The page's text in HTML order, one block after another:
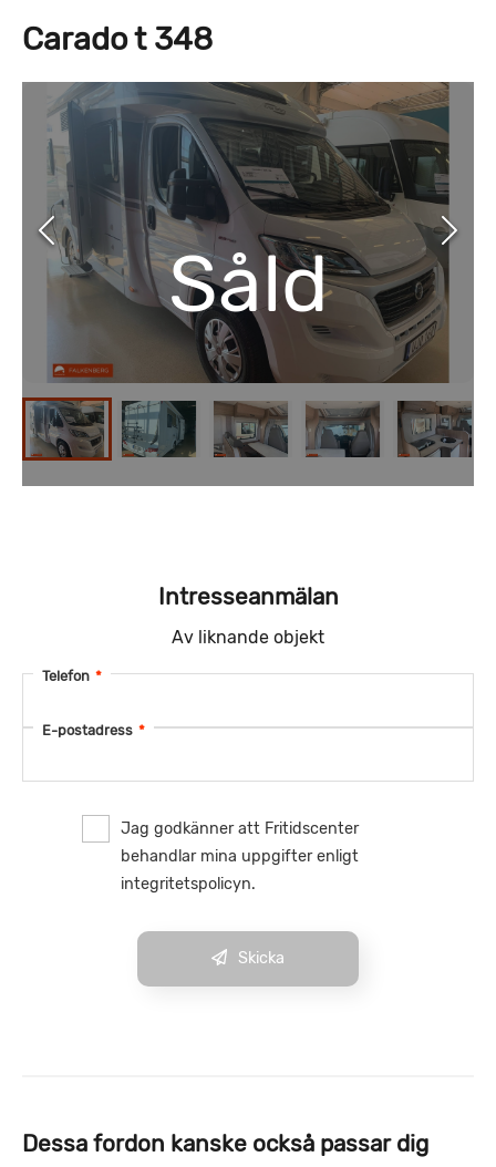
Carado t 348
Såld
Intresseanmälan
Av liknande objekt
Telefon *
E-postadress *
Jag godkänner att Fritidscenter
behandlar mina uppgifter enligt
integritetspolicyn.
Skicka
Dessa fordon kanske också passar dig